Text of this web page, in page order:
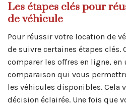
Les étapes clés pour
de véhicule
Pour réussir votre location de
de suivre certaines étapes clés.
comparer les offres en ligne,
comparaison qui vous
les véhicules disponibles. Cela
décision éclairée. Une fois que